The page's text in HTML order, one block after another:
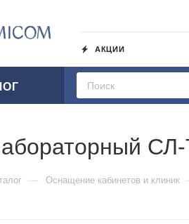
АКЦИИ
— Оснащение кабинетов и клиник